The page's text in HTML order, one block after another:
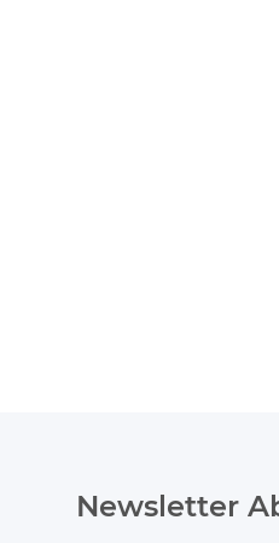
Newsletter